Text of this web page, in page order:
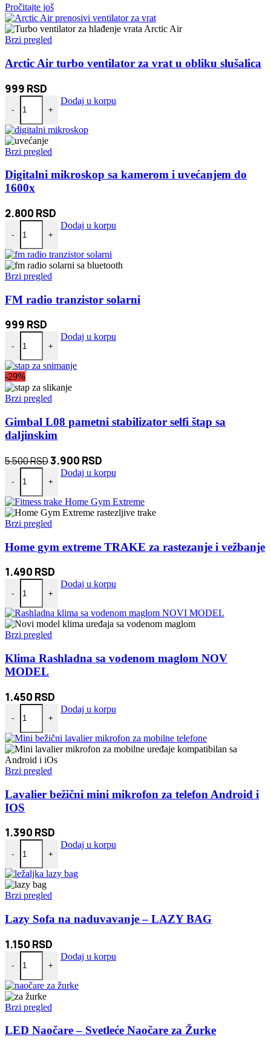
Pročitajte još
Brzi pregled
Arctic Air turbo ventilator za vrat u obliku slušalica
999 RSD
-
Arctic Air turbo ventilator za vrat u obliku slušalica količina
+
Dodaj u korpu
Brzi pregled
Digitalni mikroskop sa kamerom i uvećanjem do
1600x
2.800 RSD
-
Digitalni mikroskop sa kamerom i uvećanjem do 1600x količina
+
Dodaj u korpu
Brzi pregled
FM radio tranzistor solarni
999 RSD
-
FM radio tranzistor solarni količina
+
Dodaj u korpu
-29%
Brzi pregled
Gimbal L08 pametni stabilizator selfi štap sa
daljinskim
5.500RSDOriginalna
cena
je
bila:
5.500 RSD.
3.900 RSD
cena
3.900 RSD.
-
Gimbal L08 pametni stabilizator selfi štap sa daljinskim količina
+
Dodaj u korpu
Brzi pregled
Home gym extreme TRAKE za rastezanje i vežbanje
1.490 RSD
-
Home gym extreme TRAKE za rastezanje i vežbanje količina
+
Dodaj u korpu
Brzi pregled
Klima Rashladna sa vodenom maglom NOV
MODEL
1.450 RSD
-
Klima Rashladna sa vodenom maglom NOV MODEL količina
+
Dodaj u korpu
Brzi pregled
Lavalier bežični mini mikrofon za telefon Android i
IOS
1.390 RSD
-
Lavalier bežični mini mikrofon za telefon Android i IOS količina
+
Dodaj u korpu
Brzi pregled
Lazy Sofa na naduvavanje – LAZY BAG
1.150 RSD
-
Lazy Sofa na naduvavanje - LAZY BAG količina
+
Dodaj u korpu
Brzi pregled
LED Naočare – Svetleće Naočare za Žurke